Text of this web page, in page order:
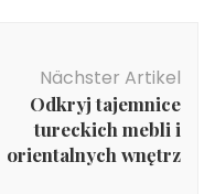
Nächster Artikel
Odkryj tajemnice
tureckich mebli i
orientalnych wnętrz